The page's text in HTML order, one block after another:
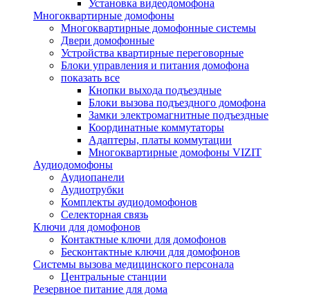
Установка видеодомофона
Многоквартирные домофоны
Многоквартирные домофонные системы
Двери домофонные
Устройства квартирные переговорные
Блоки управления и питания домофона
показать все
Кнопки выхода подъездные
Блоки вызова подъездного домофона
Замки электромагнитные подъездные
Координатные коммутаторы
Адаптеры, платы коммутации
Многоквартирные домофоны VIZIT
Аудиодомофоны
Аудиопанели
Аудиотрубки
Комплекты аудиодомофонов
Селекторная связь
Ключи для домофонов
Контактные ключи для домофонов
Бесконтактные ключи для домофонов
Системы вызова медицинского персонала
Центральные станции
Резервное питание для дома